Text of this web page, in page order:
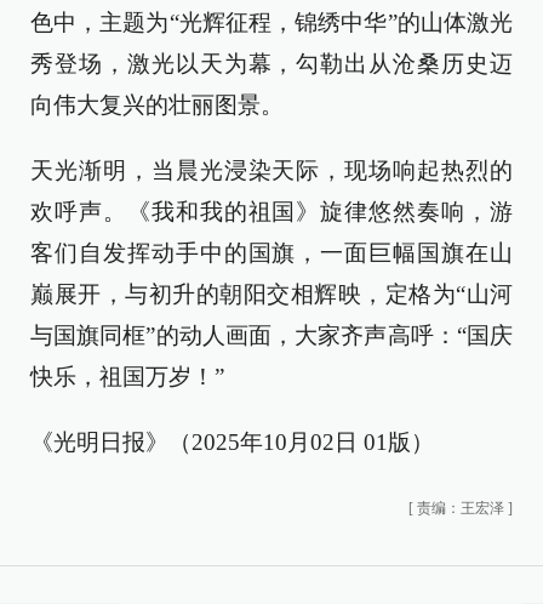
色中，主题为“光辉征程，锦绣中华”的山体激光
秀登场，激光以天为幕，勾勒出从沧桑历史迈
向伟大复兴的壮丽图景。
天光渐明，当晨光浸染天际，现场响起热烈的
欢呼声。《我和我的祖国》旋律悠然奏响，游
客们自发挥动手中的国旗，一面巨幅国旗在山
巅展开，与初升的朝阳交相辉映，定格为“山河
与国旗同框”的动人画面，大家齐声高呼：“国庆
快乐，祖国万岁！”
《光明日报》（2025年10月02日 01版）
[ 责编：王宏泽 ]